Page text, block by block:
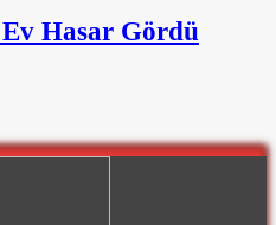
Hasar Gördü